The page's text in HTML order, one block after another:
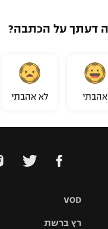
דעתך על הכתבה?
אהבתי לא אהבתי
VOD
רץ ברשת